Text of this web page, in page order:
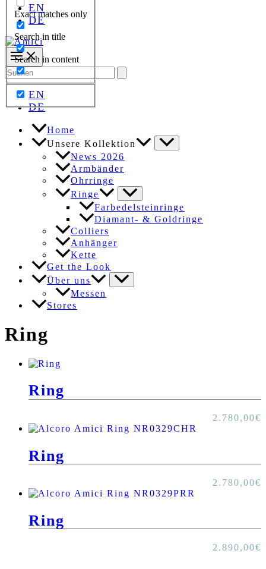
Exact matches only
Search in title
Search in content
EN
DE
Search
for:
EN
DE
Home
Unsere Kollektion
News 2026
Armbänder
Ohrringe
Ringe
Farbedelsteinringe
Diamant- & Goldringe
Colliers
Anhänger
Kette
Get the Look
Über uns
Messen
Stores
Ring
Ring
2.780,00€
Ring
2.780,00€
Ring
2.890,00€